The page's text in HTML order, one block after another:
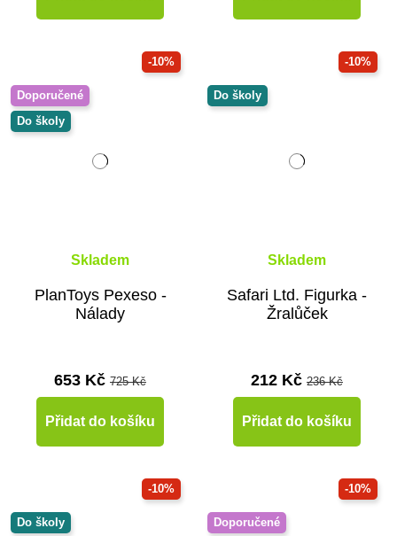
-10%
Doporučené
Do školy
Skladem
PlanToys Pexeso -
Nálady
653 Kč 725 Kč
Přidat do košíku
-10%
Do školy
Skladem
Safari Ltd. Figurka -
Žralůček
212 Kč 236 Kč
Přidat do košíku
-10%
Do školy
-10%
Doporučené